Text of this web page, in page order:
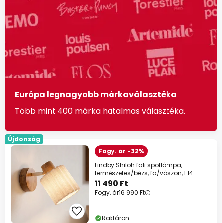
Európa legnagyobb márkaválasztéka
Több mint 400 márka hatalmas választéka.
Újdonság
Fogy. ár -32%
Lindby Shiloh fali spotlámpa,
természetes/bézs, fa/vászon, E14
11 490 Ft
Fogy. ár16 990 Ft
Raktáron